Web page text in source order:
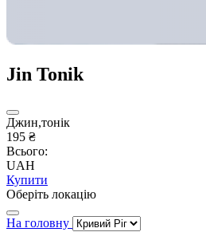
Jin Tonik
Джин,тонік
195 ₴
Всього:
UAH
Купити
Оберіть локацію
На головну